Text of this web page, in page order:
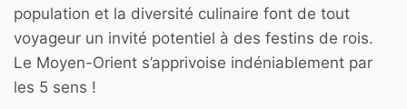
population et la diversité culinaire font de tout
voyageur un invité potentiel à des festins de rois.
Le Moyen-Orient s’apprivoise indéniablement par
les 5 sens !